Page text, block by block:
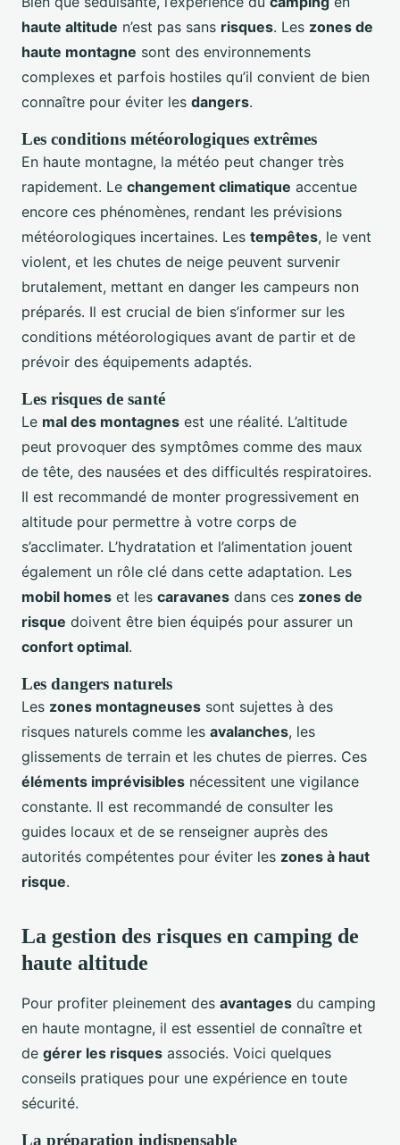
haute altitude n’est pas sans risques. Les zones de
haute montagne sont des environnements
complexes et parfois hostiles qu’il convient de bien
connaître pour éviter les dangers.
Les conditions météorologiques extrêmes
En haute montagne, la météo peut changer très
rapidement. Le changement climatique accentue
encore ces phénomènes, rendant les prévisions
météorologiques incertaines. Les tempêtes, le vent
violent, et les chutes de neige peuvent survenir
brutalement, mettant en danger les campeurs non
préparés. Il est crucial de bien s’informer sur les
conditions météorologiques avant de partir et de
prévoir des équipements adaptés.
Les risques de santé
Le mal des montagnes est une réalité. L’altitude
peut provoquer des symptômes comme des maux
de tête, des nausées et des difficultés respiratoires.
Il est recommandé de monter progressivement en
altitude pour permettre à votre corps de
s’acclimater. L’hydratation et l’alimentation jouent
également un rôle clé dans cette adaptation. Les
mobil homes et les caravanes dans ces zones de
risque doivent être bien équipés pour assurer un
confort optimal.
Les dangers naturels
Les zones montagneuses sont sujettes à des
risques naturels comme les avalanches, les
glissements de terrain et les chutes de pierres. Ces
éléments imprévisibles nécessitent une vigilance
constante. Il est recommandé de consulter les
guides locaux et de se renseigner auprès des
autorités compétentes pour éviter les zones à haut
risque.
La gestion des risques en camping de
haute altitude
Pour profiter pleinement des avantages du camping
en haute montagne, il est essentiel de connaître et
de gérer les risques associés. Voici quelques
conseils pratiques pour une expérience en toute
sécurité.
La préparation indispensable